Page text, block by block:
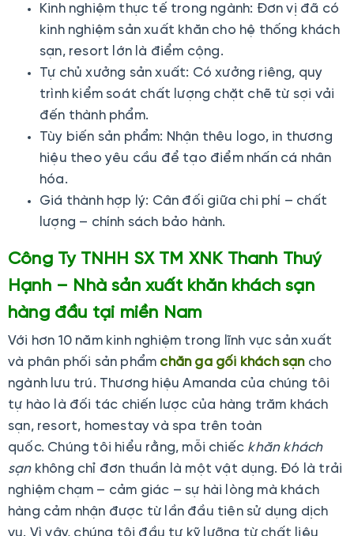
Kinh nghiệm thực tế trong ngành: Đơn vị đã có
kinh nghiệm sản xuất khăn cho hệ thống khách
sạn, resort lớn là điểm cộng.
Tự chủ xưởng sản xuất: Có xưởng riêng, quy
trình kiểm soát chất lượng chặt chẽ từ sợi vải
đến thành phẩm.
Tùy biến sản phẩm: Nhận thêu logo, in thương
hiệu theo yêu cầu để tạo điểm nhấn cá nhân
hóa.
Giá thành hợp lý: Cân đối giữa chi phí – chất
lượng – chính sách bảo hành.
Công Ty TNHH SX TM XNK Thanh Thuý
Hạnh – Nhà sản xuất khăn khách sạn
hàng đầu tại miền Nam
Với hơn 10 năm kinh nghiệm trong lĩnh vực sản xuất
và phân phối sản phẩm chăn ga gối khách sạncho
ngành lưu trú. Thương hiệu Amanda của chúng tôi
tự hào là đối tác chiến lược của hàng trăm khách
sạn, resort, homestay và spa trên toàn
quốc. Chúng tôi hiểu rằng, mỗi chiếc khăn khách
sạnkhông chỉ đơn thuần là một vật dụng. Đó là trải
nghiệm chạm – cảm giác – sự hài lòng mà khách
hàng cảm nhận được từ lần đầu tiên sử dụng dịch
vụ. Vì vậy, chúng tôi đầu tư kỹ lưỡng từ chất liệu